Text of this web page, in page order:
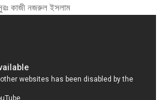
কাজী নজরুল ইসলাম